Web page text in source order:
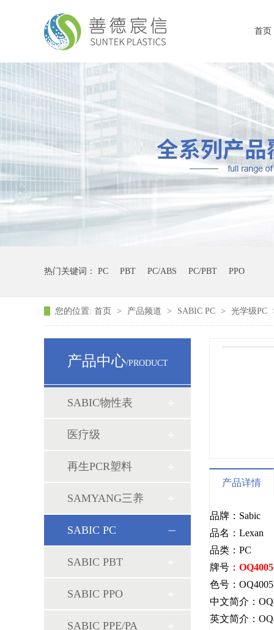
首页
热门关键词： PC PBT PC/ABS PC/PBT PPO
您的位置: 首页 > 产品频道 > SABIC PC > 光学级PC
产品中心/PRODUCT
SABIC物性表
医疗级
再生PCR塑料
SAMYANG三养
SABIC PC
SABIC PBT
SABIC PPO
SABIC PPE/PA
产品详情
品牌：Sabic
品名：Lexan
品类：PC
牌号： OQ4005
色号：
中文简介：
英文简介：